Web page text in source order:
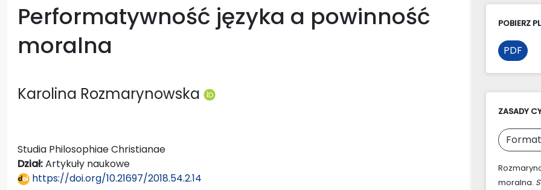
Performatywność języka a powinność
moralna
Karolina Rozmarynowska
Studia Philosophiae Christianae
Dział:Artykuły naukowe
https://doi.org/10.21697/2018.54.2.14
POBIERZ
PDF
ZASADY
moralna.